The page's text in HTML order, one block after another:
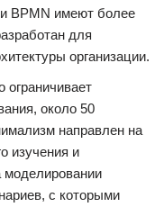
и BPMN имеют более
для
организации.
ограничивает
около 50
направлен на
изучения и
моделировании
с которыми